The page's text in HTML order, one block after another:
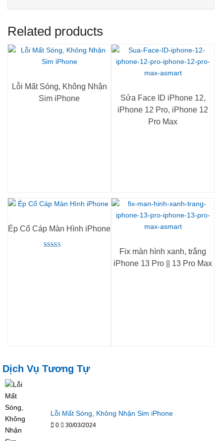
Related products
Lỗi Mất Sóng, Không Nhận
Sim iPhone
Sửa Face ID iPhone 12,
iPhone 12 Pro, iPhone 12
Pro Max
Ép Cổ Cáp Màn Hình iPhone
Fix màn hình xanh, trắng
iPhone 13 Pro || 13 Pro Max
Dịch Vụ Tương Tự
Lỗi Mất Sóng, Không Nhận Sim iPhone
0 30/03/2024